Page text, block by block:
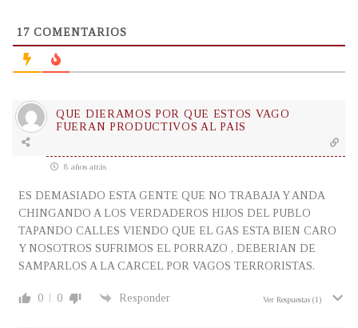
17 COMENTARIOS
QUE DIERAMOS POR QUE ESTOS VAGO
FUERAN PRODUCTIVOS AL PAIS
8 años atrás
ES DEMASIADO ESTA GENTE QUE NO TRABAJA Y ANDA
CHINGANDO A LOS VERDADEROS HIJOS DEL PUBLO
TAPANDO CALLES VIENDO QUE EL GAS ESTA BIEN CARO
Y NOSOTROS SUFRIMOS EL PORRAZO , DEBERIAN DE
SAMPARLOS A LA CARCEL POR VAGOS TERRORISTAS.
0 0 Responder Ver Respuestas (1)